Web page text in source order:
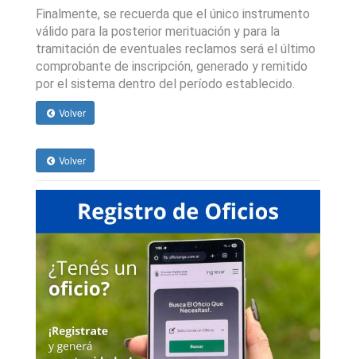
Finalmente, se recuerda que el único instrumento
válido para la posterior merituación y para la
tramitación de eventuales reclamos será el último
comprobante de inscripción, generado y remitido
por el sistema dentro del período establecido.
Volver
Volver